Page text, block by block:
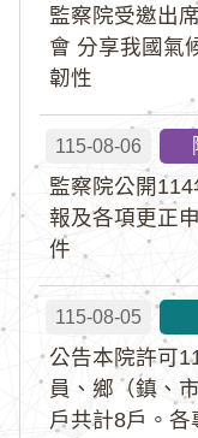
監察院受邀出
會 分享我國氣
韌性
115-08-06
監察院公開
報及各項更正
件
115-08-05
公告本院許可
員、鄉（鎮、
戶共計8戶。各